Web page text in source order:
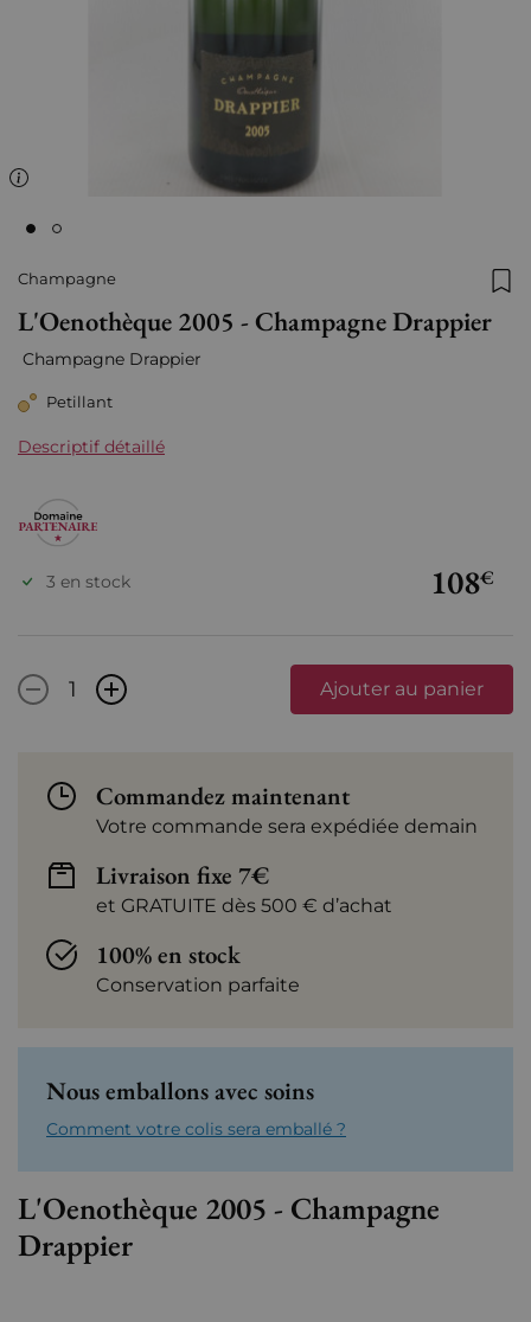
Champagne
L'Oenothèque 2005 - Champagne Drappier
Champagne Drappier
Petillant
Descriptif détaillé
108€
3 en stock
- + Ajouter au panier
Commandez maintenant
Votre commande sera expédiée demain
Livraison fixe 7€
et GRATUITE dès 500 € d’achat
100% en stock
Conservation parfaite
Nous emballons avec soins
Comment votre colis sera emballé ?
L'Oenothèque 2005 - Champagne
Drappier